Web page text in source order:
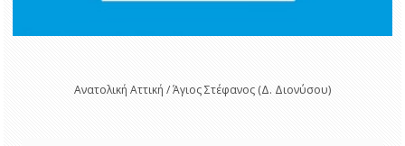
Ανατολική Αττική / Άγιος Στέφανος (Δ. Διονύσου)